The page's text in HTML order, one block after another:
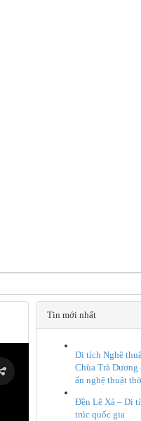
Tin mới nhất
Di tích Nghệ
Chùa Trà
ấn nghệ thuật
Đền Lê Xá – Di
trúc quốc gia